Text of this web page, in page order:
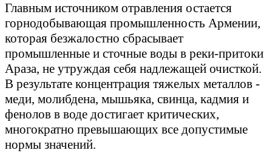
Главным источником отравления остается
горнодобывающая промышленность Армении,
которая безжалостно сбрасывает
промышленные и сточные воды в реки-притоки
Араза, не утруждая себя надлежащей очисткой.
В результате концентрация тяжелых металлов -
меди, молибдена, мышьяка, свинца, кадмия и
фенолов в воде достигает критических,
многократно превышающих все допустимые
нормы значений.